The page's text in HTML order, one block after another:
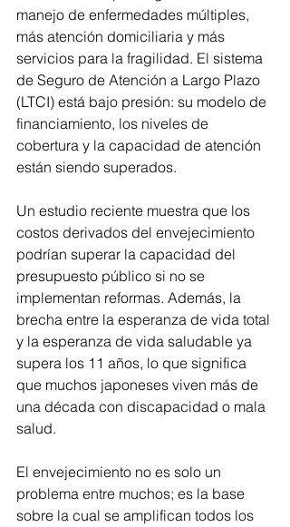
manejo de enfermedades múltiples,
más atención domiciliaria y más
servicios para la fragilidad. El sistema
de Seguro de Atención a Largo Plazo
(LTCI) está bajo presión: su modelo de
financiamiento, los niveles de
cobertura y la capacidad de atención
están siendo superados.
Un estudio reciente muestra que los
costos derivados del envejecimiento
podrían superar la capacidad del
presupuesto público si no se
implementan reformas. Además, la
brecha entre la esperanza de vida total
y la esperanza de vida saludable ya
supera los 11 años, lo que significa
que muchos japoneses viven más de
una década con discapacidad o mala
salud.
El envejecimiento no es solo un
problema entre muchos; es la base
sobre la cual se amplifican todos los